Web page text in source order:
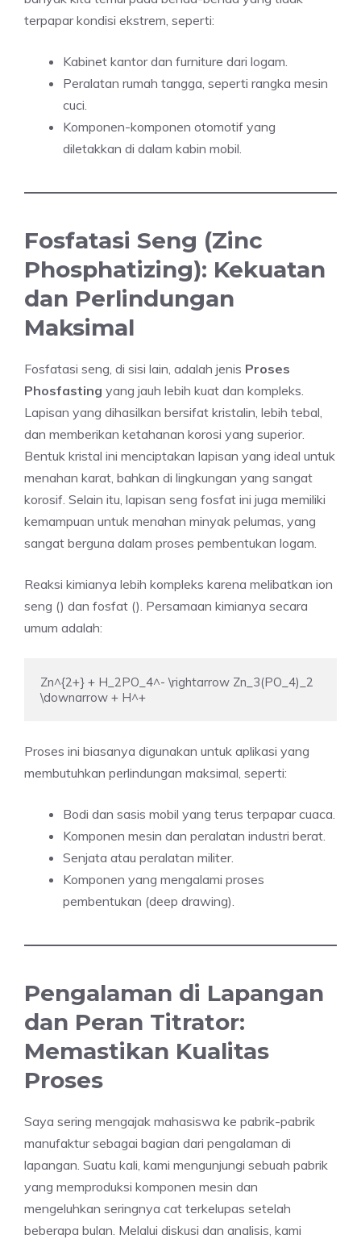
terpapar kondisi ekstrem, seperti:
Kabinet kantor dan furniture dari logam.
Peralatan rumah tangga, seperti rangka mesin
cuci.
Komponen-komponen otomotif yang
diletakkan di dalam kabin mobil.
Fosfatasi Seng (Zinc
Phosphatizing): Kekuatan
dan Perlindungan
Maksimal
Fosfatasi seng, di sisi lain, adalah jenis Proses
Phosfasting yang jauh lebih kuat dan kompleks.
Lapisan yang dihasilkan bersifat kristalin, lebih tebal,
dan memberikan ketahanan korosi yang superior.
Bentuk kristal ini menciptakan lapisan yang ideal untuk
menahan karat, bahkan di lingkungan yang sangat
korosif. Selain itu, lapisan seng fosfat ini juga memiliki
kemampuan untuk menahan minyak pelumas, yang
sangat berguna dalam proses pembentukan logam.
Reaksi kimianya lebih kompleks karena melibatkan ion
seng () dan fosfat (). Persamaan kimianya secara
umum adalah:
Zn^{2+} + H_2PO_4^- \rightarrow Zn_3(PO_4)_2
\downarrow + H^+
Proses ini biasanya digunakan untuk aplikasi yang
membutuhkan perlindungan maksimal, seperti:
Bodi dan sasis mobil yang terus terpapar cuaca.
Komponen mesin dan peralatan industri berat.
Senjata atau peralatan militer.
Komponen yang mengalami proses
pembentukan (deep drawing).
Pengalaman di Lapangan
dan Peran Titrator:
Memastikan Kualitas
Proses
Saya sering mengajak mahasiswa ke pabrik-pabrik
manufaktur sebagai bagian dari pengalaman di
lapangan. Suatu kali, kami mengunjungi sebuah pabrik
yang memproduksi komponen mesin dan
mengeluhkan seringnya cat terkelupas setelah
beberapa bulan. Melalui diskusi dan analisis, kami